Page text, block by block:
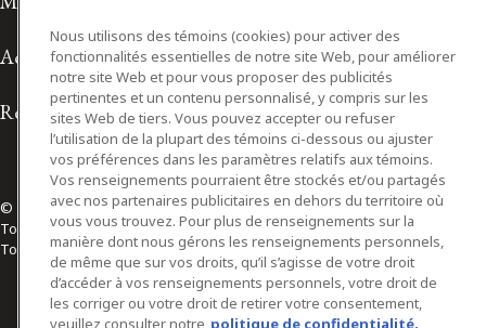
Accessibilité
Relations avec les médias
© 2026 Osler, Hoskin & Harcourt S.E.N.C.R.L./s.r.l.
Tous droits réservés
Toronto | Montréal | Calgary | Vancouver | Ottawa | New York
Nous utilisons des témoins (cookies) pour activer des
fonctionnalités essentielles de notre site Web, pour améliorer
notre site Web et pour vous proposer des publicités
pertinentes et un contenu personnalisé, y compris sur les
sites Web de tiers. Vous pouvez accepter ou refuser
l’utilisation de la plupart des témoins ci-dessous ou ajuster
vos préférences dans les paramètres relatifs aux témoins.
Vos renseignements pourraient être stockés et/ou partagés
avec nos partenaires publicitaires en dehors du territoire où
vous vous trouvez. Pour plus de renseignements sur la
manière dont nous gérons les renseignements personnels,
de même que sur vos droits, qu’il s’agisse de votre droit
d’accéder à vos renseignements personnels, votre droit de
les corriger ou votre droit de retirer votre consentement,
veuillez consulter notre politique de confidentialité.